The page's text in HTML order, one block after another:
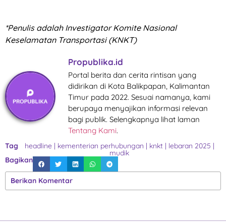
*Penulis adalah Investigator Komite Nasional
Keselamatan Transportasi (KNKT)
Propublika.id
Portal berita dan cerita rintisan yang
didirikan di Kota Balikpapan, Kalimantan
Timur pada 2022. Sesuai namanya, kami
berupaya menyajikan informasi relevan
bagi publik. Selengkapnya lihat laman
Tentang Kami.
Tag headline| kementerian perhubungan | knkt| lebaran 2025 |
mudik
Bagikan
Berikan Komentar